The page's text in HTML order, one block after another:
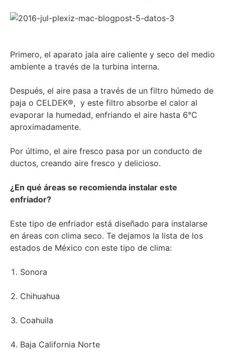
Primero, el aparato jala aire caliente y seco del medio
ambiente a través de la turbina interna.
Después, el aire pasa a través de un filtro húmedo de
paja o CELDEK®, y este filtro absorbe el calor al
evaporar la humedad, enfriando el aire hasta 6°C
aproximadamente.
Por último, el aire fresco pasa por un conducto de
ductos, creando aire fresco y delicioso.
¿En qué áreas se recomienda instalar este
enfriador?
Este tipo de enfriador está diseñado para instalarse
en áreas con clima seco. Te dejamos la lista de los
estados de México con este tipo de clima:
Sonora
Chihuahua
Coahuila
Baja California Norte